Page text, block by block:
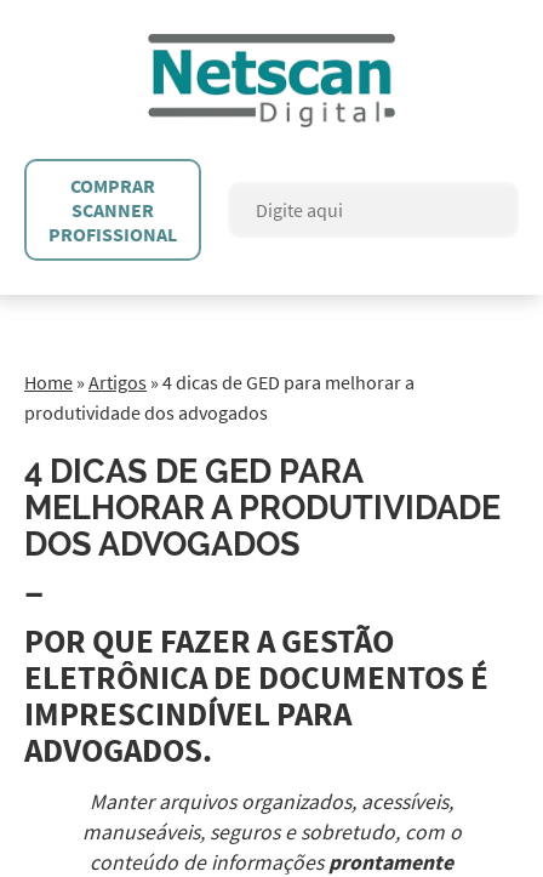
COMPRAR
SCANNER
PROFISSIONAL
Home » Artigos » 4 dicas de GED para melhorar a
produtividade dos advogados
4 DICAS DE GED PARA
MELHORAR A PRODUTIVIDADE
DOS ADVOGADOS
–
POR QUE FAZER A GESTÃO
ELETRÔNICA DE DOCUMENTOS É
IMPRESCINDÍVEL PARA
ADVOGADOS.
Manter arquivos organizados, acessíveis,
manuseáveis, seguros e sobretudo, com o
conteúdo de informaçõesprontamente